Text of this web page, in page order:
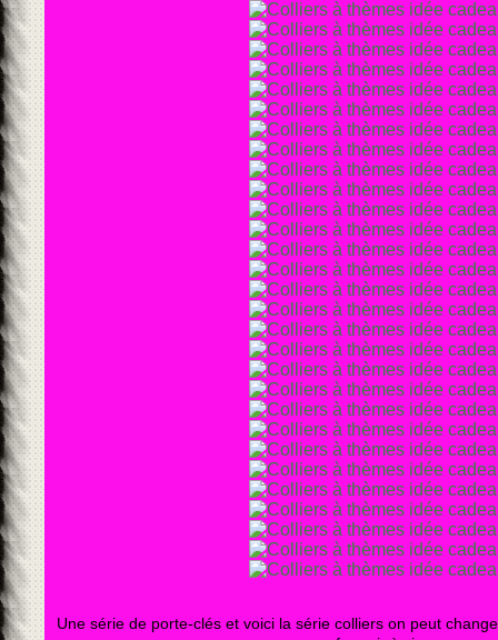
Une série de porte-clés et voici la série colliers on peut